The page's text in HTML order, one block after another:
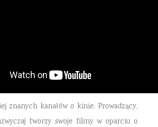
znanych kanałów o kinie. Prowadzący,
tworzy swoje filmy w oparciu o